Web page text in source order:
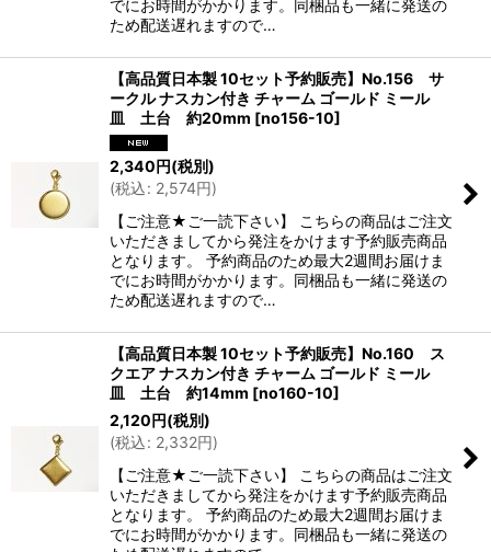
でにお時間がかかります。同梱品も一緒に発送の
ため配送遅れますので…
【高品質日本製 10セット予約販売】No.156 サ
ークル ナスカン付き チャーム ゴールド ミール
皿 土台 約20mm [no156-10]
2,340円(税別)
(税込: 2,574円)
【ご注意★ご一読下さい】 こちらの商品はご注文
いただきましてから発注をかけます予約販売商品
となります。 予約商品のため最大2週間お届けま
でにお時間がかかります。同梱品も一緒に発送の
ため配送遅れますので…
【高品質日本製 10セット予約販売】No.160 ス
クエア ナスカン付き チャーム ゴールド ミール
皿 土台 約14mm [no160-10]
2,120円(税別)
(税込: 2,332円)
【ご注意★ご一読下さい】 こちらの商品はご注文
いただきましてから発注をかけます予約販売商品
となります。 予約商品のため最大2週間お届けま
でにお時間がかかります。同梱品も一緒に発送の